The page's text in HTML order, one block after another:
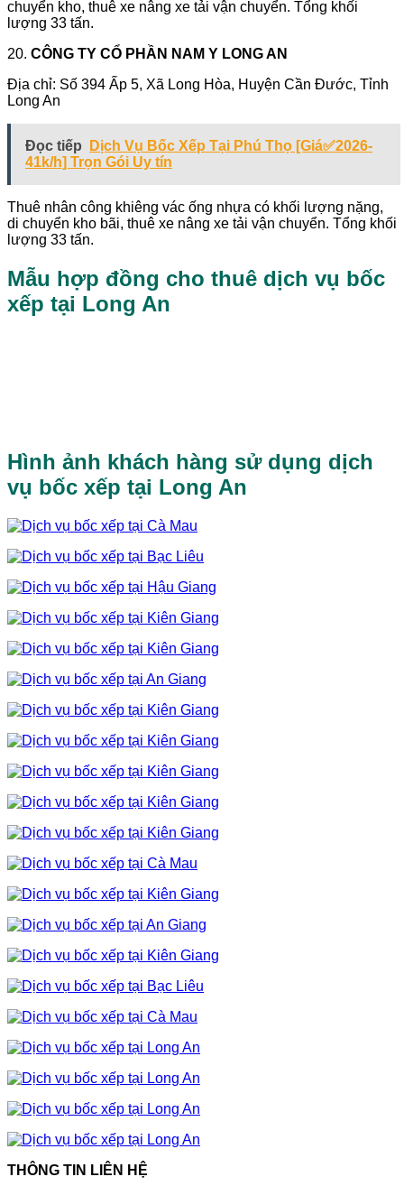
chuyển kho, thuê xe nâng xe tải vận chuyển. Tổng khối
lượng 33 tấn.
20. CÔNG TY CỔ PHẦN NAM Y LONG AN
Địa chỉ: Số 394 Ấp 5, Xã Long Hòa, Huyện Cần Đước, Tỉnh
Long An
Đọc tiếp
Dịch Vụ Bốc Xếp Tại Phú Thọ [Giá✅2026-
41k/h] Trọn Gói Uy tín
Thuê nhân công khiêng vác ống nhựa có khối lượng nặng,
di chuyển kho bãi, thuê xe nâng xe tải vận chuyển. Tổng khối
lượng 33 tấn.
Mẫu hợp đồng cho thuê dịch vụ bốc
xếp tại Long An
Hình ảnh khách hàng sử dụng dịch
vụ bốc xếp tại Long An
THÔNG TIN LIÊN HỆ